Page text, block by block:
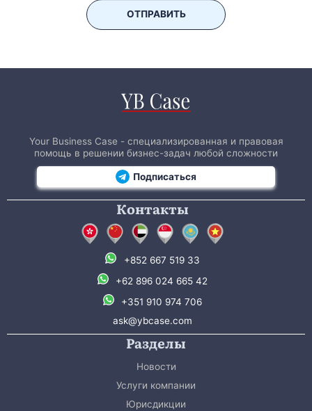
ОТПРАВИТЬ
Your Business Case - специализированная и правовая
помощь в решении бизнес-задач любой сложности
Подписаться
Контакты
+852 667 519 33
+62 896 024 665 42
+351 910 974 706
ask@ybcase.com
Разделы
Новости
Услуги компании
Юрисдикции